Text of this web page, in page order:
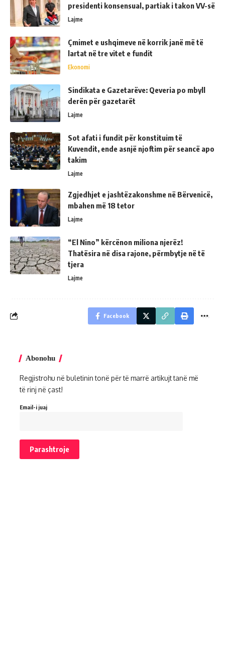
presidenti konsensual, partiak i takon VV-së
Lajme
Çmimet e ushqimeve në korrik janë më të
lartat në tre vitet e fundit
Ekonomi
Sindikata e Gazetarëve: Qeveria po mbyll
derën për gazetarët
Lajme
Sot afati i fundit për konstituim të
Kuvendit, ende asnjë njoftim për seancë apo
takim
Lajme
Zgjedhjet e jashtëzakonshme në Bërvenicë,
mbahen më 18 tetor
Lajme
“El Nino” kërcënon miliona njerëz!
Thatësira në disa rajone, përmbytje në të
tjera
Lajme
Facebook
Abonohu
Regjistrohu në buletinin tonë për të marrë artikujt tanë më
të rinj në çast!
Email-i juaj